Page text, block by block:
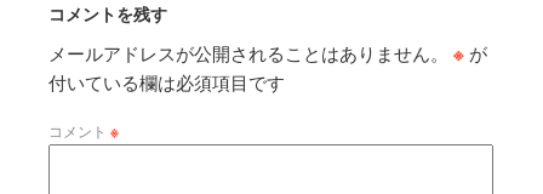
コメントを残す
メールアドレスが公開されることはありません。 ※ が
付いている欄は必須項目です
コメント ※